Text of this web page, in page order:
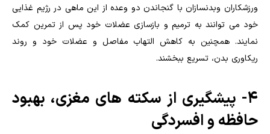
ورزشکاران وبدنسازان با گنجاندن دو وعده از این ماهی در رژیم غذایی
خود می توانند به ترمیم و بازسازی عضلات خود پس از تمرین کمک
نمایند. همچنین به کاهش التهاب مفاصل و عضلات خود و روند
ریکاوری بدن، تسریع ببخشند.
۴- پیشگیری از سکته های مغزی، بهبود
حافظه و افسردگی